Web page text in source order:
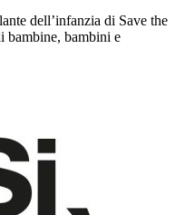
dell’infanzia di Save the
bambine, bambini e